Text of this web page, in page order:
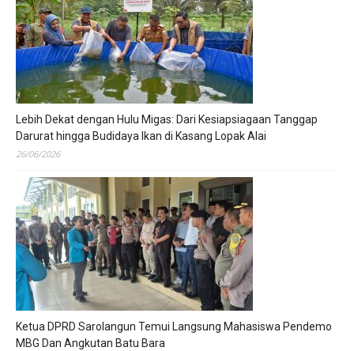
Lebih Dekat dengan Hulu Migas: Dari Kesiapsiagaan Tanggap
Darurat hingga Budidaya Ikan di Kasang Lopak Alai
26/06/2026
Ketua DPRD Sarolangun Temui Langsung Mahasiswa Pendemo
MBG Dan Angkutan Batu Bara